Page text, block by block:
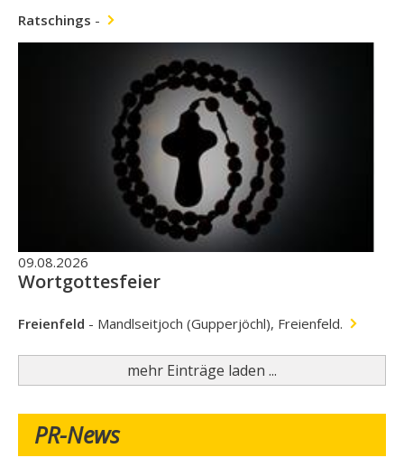
Ratschings -
09.08.2026
Wortgottesfeier
Freienfeld - Mandlseitjoch (Gupperjöchl), Freienfeld.
mehr Einträge laden ...
PR-News